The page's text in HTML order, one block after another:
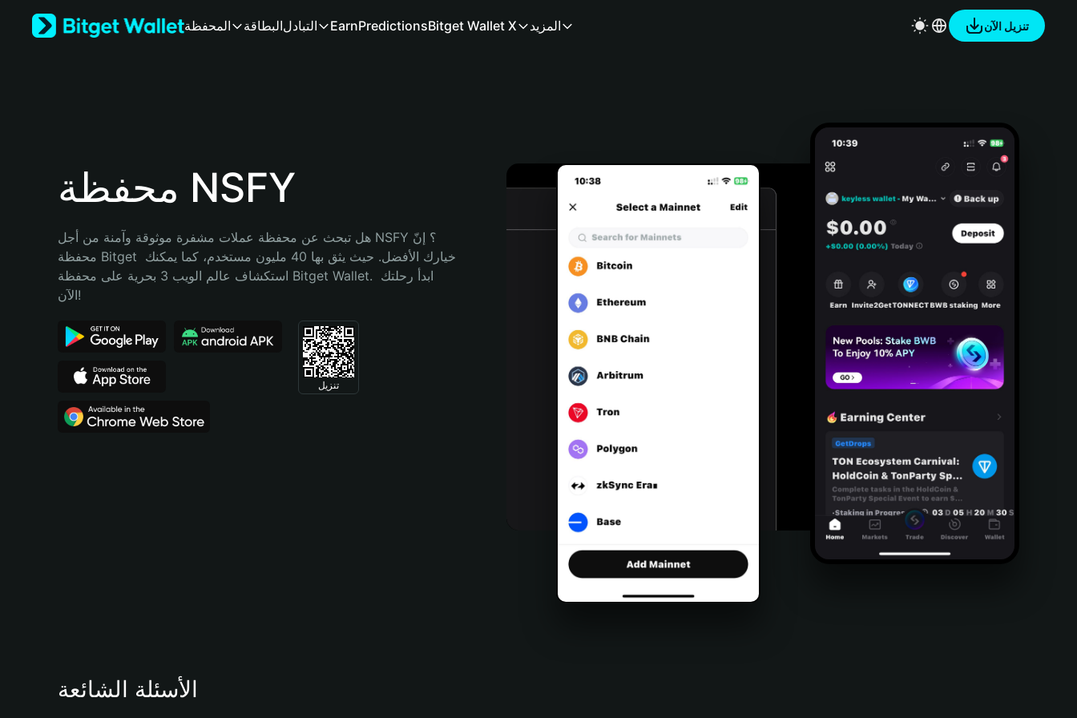
Bahasa Indonesia
Português (Brasil)
المحفظة البطاقةالتبادل EarnPredictionsBitget Wallet X المزيد تنزيل الآن
محفظة NSFY
هل تبحث عن محفظة عملات مشفرة موثوقة وآمنة من أجل NSFY؟ إنّ
محفظة Bitget خيارك الأفضل. حيث يثق بها 40 مليون مستخدم، كما يمكنك
استكشاف عالم الويب 3 بحرية على محفظة Bitget Wallet. ابدأ رحلتك
الآن!
تنزيل
الأسئلة الشائعة